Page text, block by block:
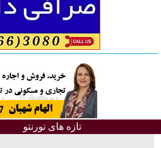
تازه های تورنتو